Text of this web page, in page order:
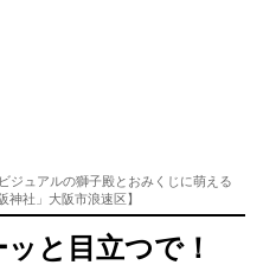
ジュアルの獅子殿とおみくじに萌える
神社」大阪市浪速区】
と目立つで！